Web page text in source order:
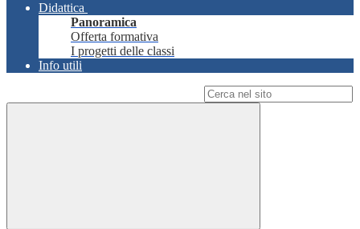
Didattica
Panoramica
Offerta formativa
I progetti delle classi
Info utili